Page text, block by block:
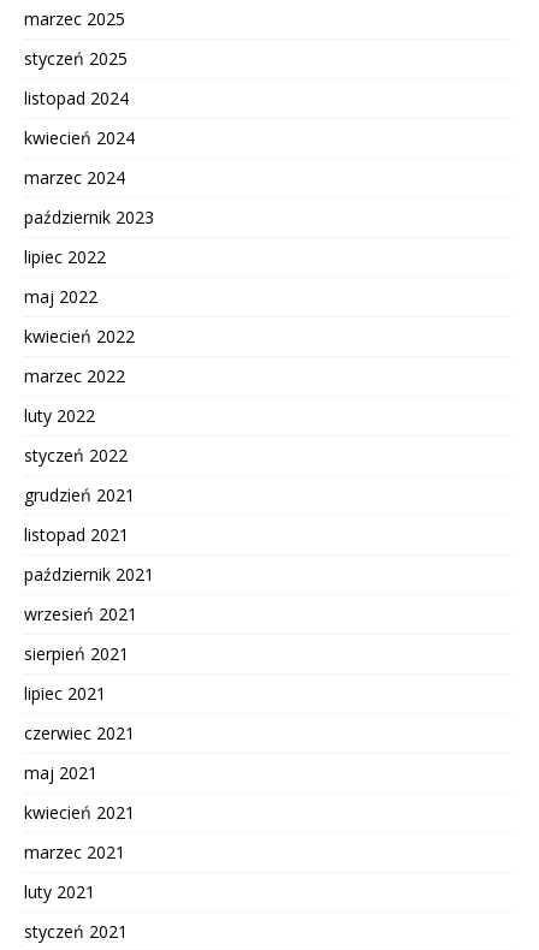
marzec 2025
styczeń 2025
listopad 2024
kwiecień 2024
marzec 2024
październik 2023
lipiec 2022
maj 2022
kwiecień 2022
marzec 2022
luty 2022
styczeń 2022
grudzień 2021
listopad 2021
październik 2021
wrzesień 2021
sierpień 2021
lipiec 2021
czerwiec 2021
maj 2021
kwiecień 2021
marzec 2021
luty 2021
styczeń 2021